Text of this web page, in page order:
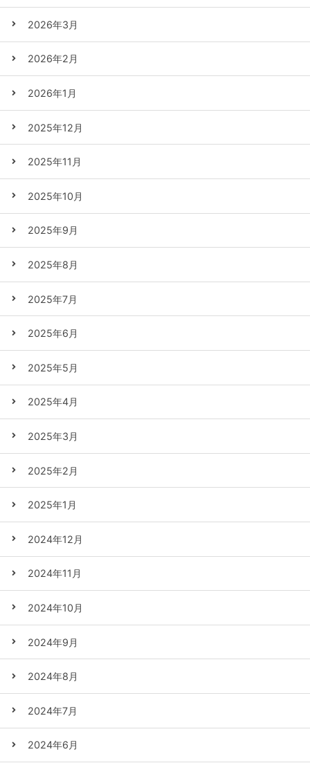
2026年3月
2026年2月
2026年1月
2025年12月
2025年11月
2025年10月
2025年9月
2025年8月
2025年7月
2025年6月
2025年5月
2025年4月
2025年3月
2025年2月
2025年1月
2024年12月
2024年11月
2024年10月
2024年9月
2024年8月
2024年7月
2024年6月